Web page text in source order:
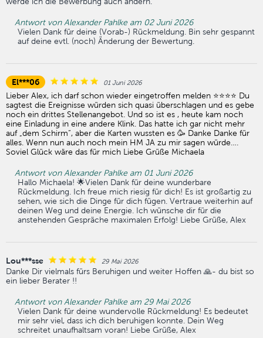
Antwort von Alexander Pahlke am 02 Juni 2026
Vielen Dank für deine (Vorab-) Rückmeldung. Bin sehr gespannt
auf deine evtl. (noch) Änderung der Bewertung.
El***06 01 Juni 2026
Lieber Alex, ich darf schon wieder eingetroffen melden ⭐️⭐️⭐️⭐️ Du
sagtest die Ereignisse würden sich quasi überschlagen und es gebe
noch ein drittes Stellenangebot. Und so ist es , heute kam noch
eine Einladung in eine andere Klink. Das hatte ich gar nicht mehr
auf „dem Schirm“, aber die Karten wussten es 🥳 Danke Danke für
alles. Wenn nun auch noch mein HM JA zu mir sagen würde….
Soviel Glück wäre das für mich Liebe Grüße Michaela
Antwort von Alexander Pahlke am 01 Juni 2026
Hallo Michaela! 🌟Vielen Dank für deine wunderbare
Rückmeldung. Ich freue mich riesig für dich! Es ist großartig zu
sehen, wie sich die Dinge für dich fügen. Vertraue weiterhin auf
deinen Weg und deine Energie. Ich wünsche dir für die
anstehenden Gespräche maximalen Erfolg! Liebe Grüße, Alex
Lou***sse 29 Mai 2026
Danke Dir vielmals fürs Beruhigen und weiter Hoffen 🙏- du bist so
ein lieber Berater !!
Antwort von Alexander Pahlke am 29 Mai 2026
Vielen Dank für deine wundervolle Rückmeldung! Es bedeutet
mir sehr viel, dass ich dich beruhigen konnte. Dein Weg
schreitet unaufhaltsam voran! Liebe Grüße, Alex